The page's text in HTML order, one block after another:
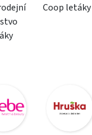
Coop letáky